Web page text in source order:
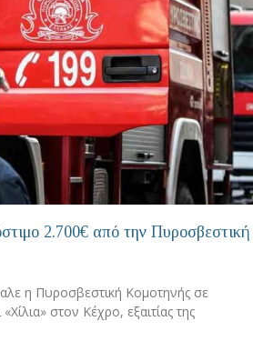
2.700€ από την Πυροσβεστική
η Πυροσβεστική Κομοτηνής σε
στον Κέχρο, εξαιτίας της